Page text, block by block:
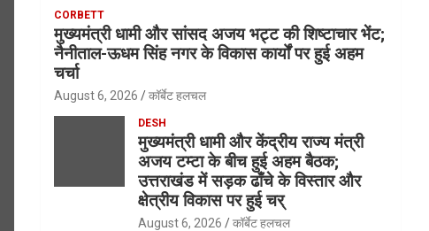
CORBETT
मुख्यमंत्री धामी और सांसद अजय भट्ट की शिष्टाचार भेंट;
नैनीताल-ऊधम सिंह नगर के विकास कार्यों पर हुई अहम
चर्चा
August 6, 2026 कॉर्बेट हलचल
DESH
मुख्यमंत्री धामी और केंद्रीय राज्य मंत्री
अजय टम्टा के बीच हुई अहम बैठक;
उत्तराखंड में सड़क ढाँचे के विस्तार और
क्षेत्रीय विकास पर हुई चर्
August 6, 2026 कॉर्बेट हलचल